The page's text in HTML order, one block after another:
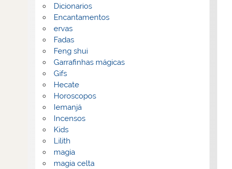
Dicionarios
Encantamentos
ervas
Fadas
Feng shui
Garrafinhas mágicas
Gifs
Hecate
Horoscopos
Iemanjá
Incensos
Kids
Lilith
magia
magia celta